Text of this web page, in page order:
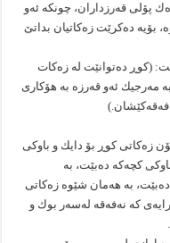
پۆلی قەرزداران، چونكە ئەو
بۆیە دەكرێت زەكاتیان بداتێ
(كوڕ دەتوانێت لە زەكات
مەرجیك ئەو قەرزە بە هۆكاری
زەكاتی كوڕ بۆ دایك و باوكی
كچەكە دەبێت، بە
بە هەمان شێوە زەكاتی
كە نەفەقە لەسەر بوك و